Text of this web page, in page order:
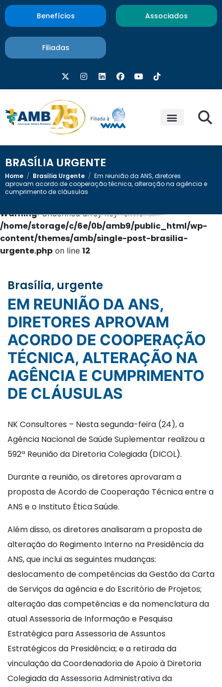
Benefícios Associados
Filiadas
BRASÍLIA URGENTE
Home / Brasília Urgente / Em reunião da ANS, diretores
aprovam acordo de cooperação técnica, alteração na agência e
cumprimento de cláusulas
Warning: Undefined array key "envio" in
/home/storage/c/6e/0b/amb9/public_html/wp-
content/themes/amb/single-post-brasilia-
urgente.php on line 12
Brasília, urgente
EM REUNIÃO DA ANS,
DIRETORES APROVAM
ACORDO DE COOPERAÇÃO
TÉCNICA, ALTERAÇÃO NA
AGÊNCIA E CUMPRIMENTO
DE CLÁUSULAS
NK Consultores – Nesta segunda-feira (24), a
Agência Nacional de Saúde Suplementar realizou a
592ª Reunião da Diretoria Colegiada (DICOL).
Durante a reunião, os diretores aprovaram a
proposta de Acordo de Cooperação Técnica entre a
ANS e o Instituto Ética Saúde.
Além disso, os diretores analisaram a proposta de
alteração do Regimento Interno na Presidência da
ANS, que inclui as seguintes mudanças:
deslocamento de competências da Gestão da Carta
de Serviços da agência e do Escritório de Projetos;
alteração das competências e da nomenclatura da
atual Assessoria de Informação e Pesquisa
Estratégica para Assessoria de Assuntos
Estratégicos da Presidência; e a retirada da
vinculação da Coordenadoria de Apoio à Diretoria
Colegiada da Assessoria Administrativa da